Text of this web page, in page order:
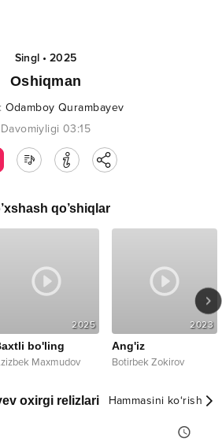
Singl•2025
Oshiqman
: Odamboy Qurambayev
Davomiyligi 03:15
qo’shiqlar
2025
bo'ling
Maxmudov
2023
Ang'iz
Botirbek Zokirov
oxirgi relizlari Hammasini ko‘rish